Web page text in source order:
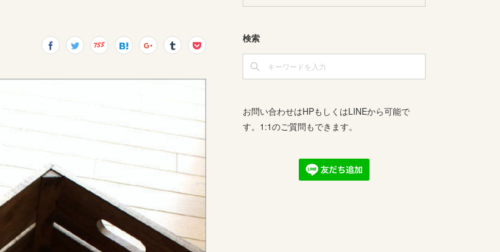
検索
お問い合わせはHPもしくはLINEから可能で
す。1:1のご質問もできます。